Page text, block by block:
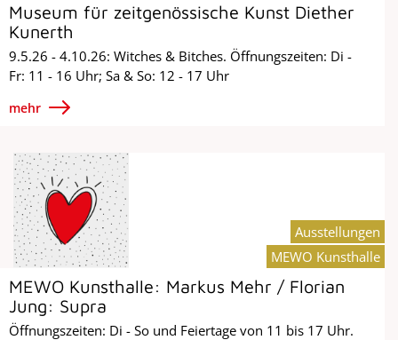
Museum für zeitgenössische Kunst Diether
Kunerth
9.5.26 - 4.10.26: Witches & Bitches. Öffnungszeiten: Di -
Fr: 11 - 16 Uhr; Sa & So: 12 - 17 Uhr
mehr
MEWO Kunsthalle: Markus Mehr / Florian
Jung: Supra
Öffnungszeiten: Di - So und Feiertage von 11 bis 17 Uhr.
Ausstellungen
MEWO Kunsthalle